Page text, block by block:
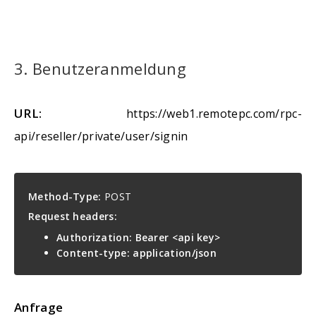
3. Benutzeranmeldung
URL: https://web1.remotepc.com/rpc-
api/reseller/private/user/signin
Method-Type: POST
Request headers:
Authorization: Bearer <api key>
Content-type: application/json
Anfrage